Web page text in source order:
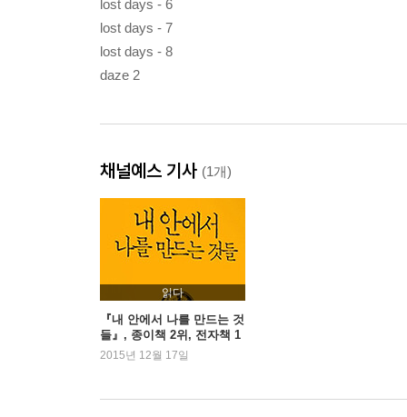
lost days - 6
lost days - 7
lost days - 8
daze 2
채널예스 기사 (1개)
읽다
『내 안에서 나를 만드는 것
들』, 종이책 2위, 전자책 1
위
2015년 12월 17일